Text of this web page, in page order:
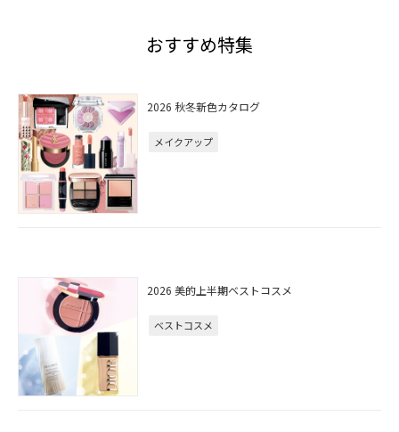
おすすめ特集
2026 秋冬新色カタログ
メイクアップ
2026 美的上半期ベストコスメ
ベストコスメ